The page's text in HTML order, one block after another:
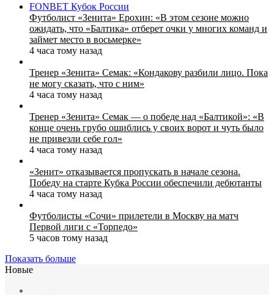
FONBET Кубок России
Футболист «Зенита» Ерохин: «В этом сезоне можно
ожидать, что «Балтика» отберет очки у многих команд и
займет место в восьмерке»
4 часа тому назад
Тренер «Зенита» Семак: «Кондакову разбили лицо. Пока
не могу сказать, что с ним»
4 часа тому назад
Тренер «Зенита» Семак — о победе над «Балтикой»: «В
конце очень грубо ошиблись у своих ворот и чуть было
не привезли себе гол»
4 часа тому назад
«Зенит» отказывается пропускать в начале сезона.
Победу на старте Кубка России обеспечили дебютанты
4 часа тому назад
Футболисты «Сочи» прилетели в Москву на матч
Первой лиги с «Торпедо»
5 часов тому назад
Показать больше
Новые